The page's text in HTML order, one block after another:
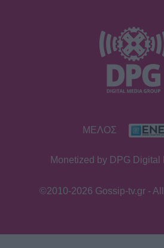
ΜΕΛΟΣ
Monetized by DPG Digital
©2010-2026 Gossip-tv.gr -